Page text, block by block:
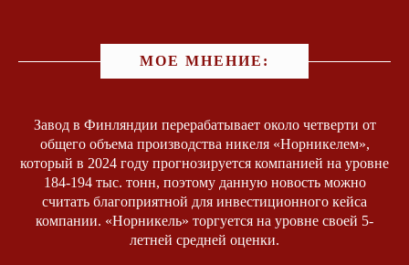
МОЕ МНЕНИЕ:
Завод в Финляндии перерабатывает около четверти от
общего объема производства никеля «Норникелем»,
который в 2024 году прогнозируется компанией на уровне
184-194 тыс. тонн, поэтому данную новость можно
считать благоприятной для инвестиционного кейса
компании. «Норникель» торгуется на уровне своей 5-
летней средней оценки.